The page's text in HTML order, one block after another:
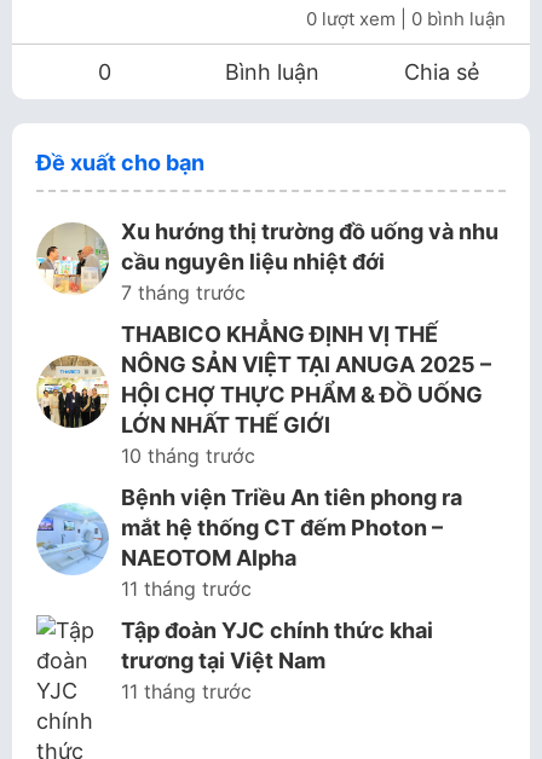
0 lượt xem | 0 bình luận
0 Bình luận Chia sẻ
Đề xuất cho bạn
Xu hướng thị trường đồ uống và nhu
cầu nguyên liệu nhiệt đới
7 tháng trước
THABICO KHẲNG ĐỊNH VỊ THẾ
NÔNG SẢN VIỆT TẠI ANUGA 2025 –
HỘI CHỢ THỰC PHẨM & ĐỒ UỐNG
LỚN NHẤT THẾ GIỚI
10 tháng trước
Bệnh viện Triều An tiên phong ra
mắt hệ thống CT đếm Photon –
NAEOTOM Alpha
11 tháng trước
Tập đoàn YJC chính thức khai
trương tại Việt Nam
11 tháng trước